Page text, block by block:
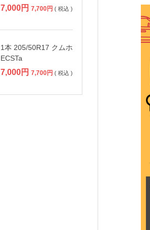
7,000円 7,700円 ( 税込 )
1本 205/50R17 クムホ
ECSTa
7,000円 7,700円 ( 税込 )